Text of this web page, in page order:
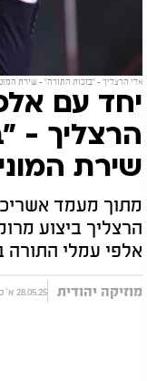
אלי הרצליך - "בזכות התורה" - שירת
יחד עם
הרצליך -
שירת
מתוך מעמד
הרצליך ביצוע
אלפי עמלי התורה
מוזיקה יהודית 28.05.25 א' סיון התשפ"ה